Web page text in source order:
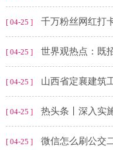
[ 04-25 ] 千万粉丝网红打卡徐州
[ 04-25 ] 世界观热点：既招人又
[ 04-25 ] 山西省定襄建筑
[ 04-25 ] 热头条丨深入实施“项
[ 04-25 ] 微信怎么刷公交二